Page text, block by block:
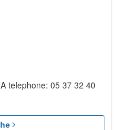
telephone: 05 37 32 40